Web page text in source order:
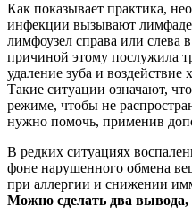
Как показывает практика,
инфекции вызывают
лимфоузел справа или слева
причиной этому послужила
удаление зуба и воздействие
Такие ситуации означают,
режиме, чтобы не
нужно помочь, применив
В редких ситуациях
фоне нарушенного обмена
при аллергии и снижении
Можно сделать два